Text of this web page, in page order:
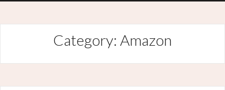
Category: Amazon